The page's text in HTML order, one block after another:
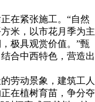
在紧张施工。“自然
米，以市花月季为主
极具观赏价值。”甄
合中西特色，营造出
劳动景象，建筑工人
在植树育苗，争分夺